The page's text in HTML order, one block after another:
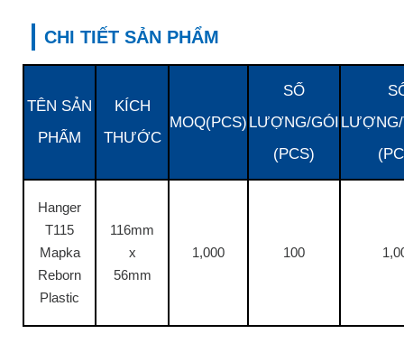
CHI TIẾT SẢN PHẨM
TÊN SẢN
PHẨM
KÍCH
THƯỚC
MOQ(PCS)
SỐ
LƯỢNG/GÓI
(PCS)
Hanger
T115
Mapka
Reborn
Plastic
116mm
x
56mm
1,000 100